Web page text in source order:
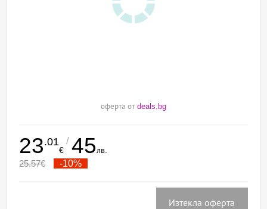
оферта от deals.bg
23.01
€
/ 45лв.
25.57€ -10%
Изтекла оферта